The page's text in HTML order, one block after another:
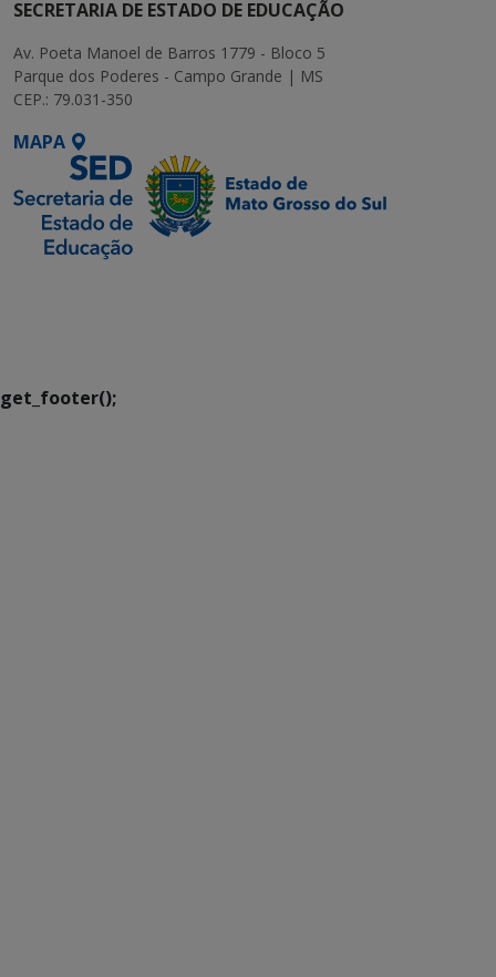
SECRETARIA DE ESTADO DE EDUCAÇÃO
Av. Poeta Manoel de Barros 1779 - Bloco 5
Parque dos Poderes - Campo Grande | MS
CEP.: 79.031-350
MAPA
get_footer();